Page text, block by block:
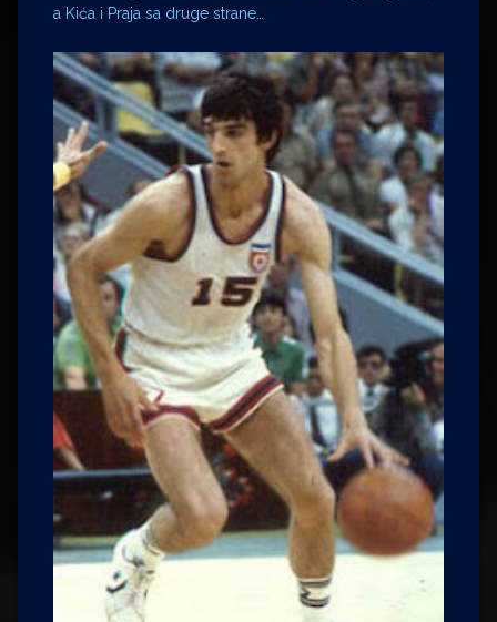
a Kića i Praja sa druge strane…